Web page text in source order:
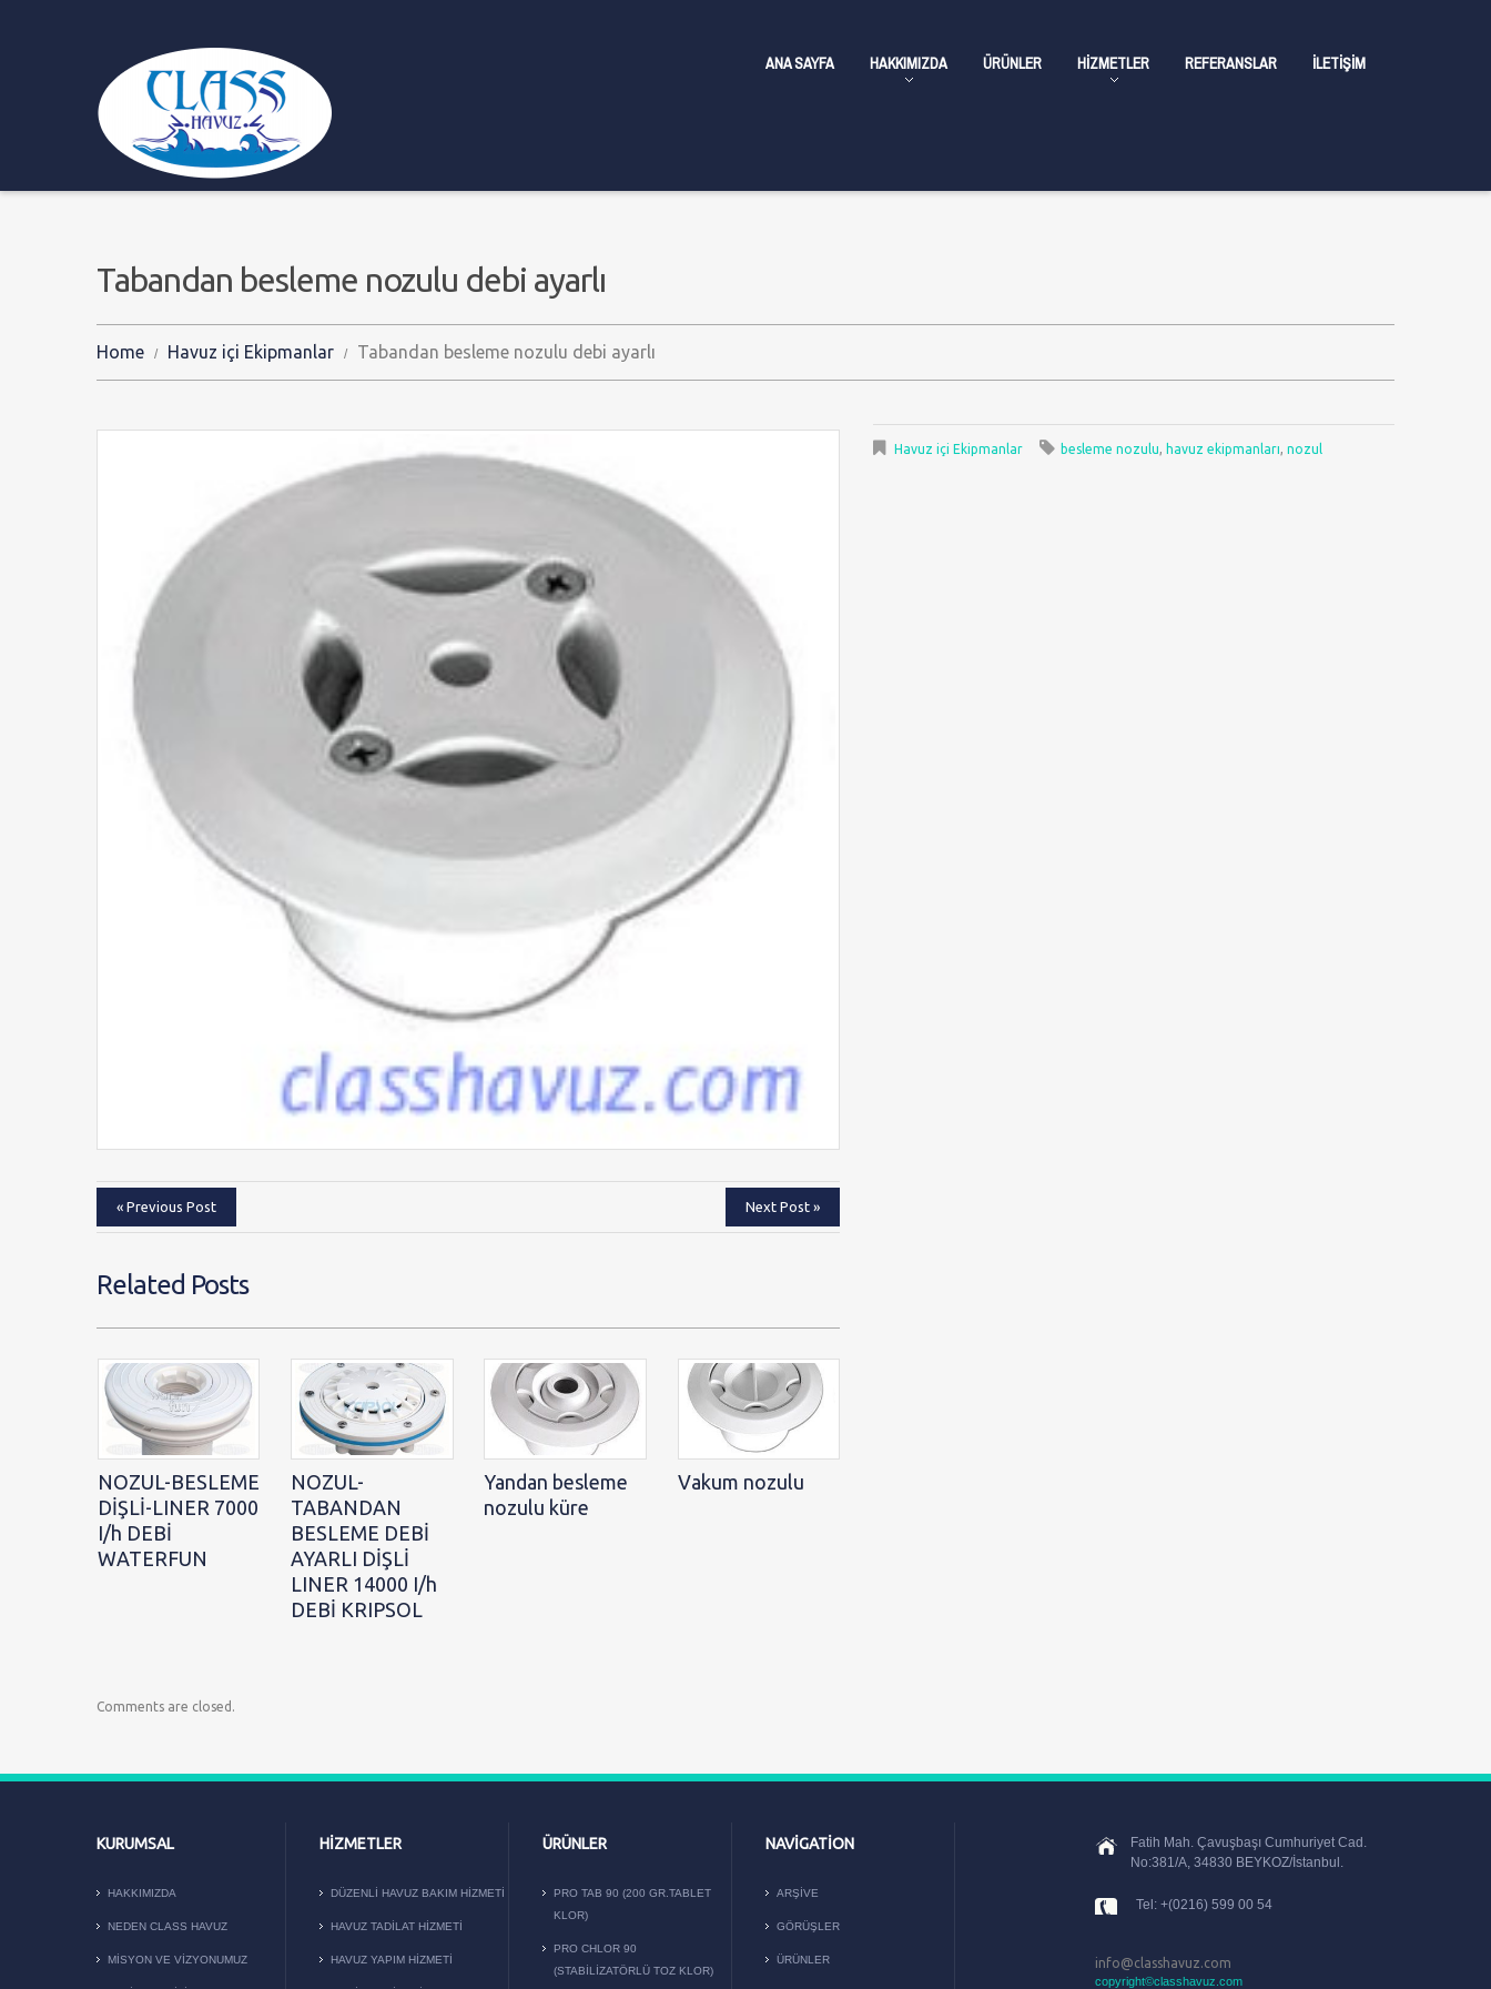
ANA SAYFA HAKKIMIZDA ÜRÜNLER HIZMETLER REFERANSLAR İLETIŞIM
Tabandan besleme nozulu debi ayarlı
Home Havuz içi Ekipmanlar Tabandan besleme nozulu debi ayarlı
« Previous Post Next Post »
Havuz içi Ekipmanlar besleme nozulu, havuz ekipmanları, nozul
Related Posts
NOZUL-BESLEME
DİŞLİ-LINER 7000
I/h DEBİ
WATERFUN
NOZUL-
TABANDAN
BESLEME DEBİ
AYARLI DİŞLİ
LINER 14000 I/h
DEBİ KRIPSOL
Yandan besleme
nozulu küre
Vakum nozulu
Comments are closed.
KURUMSAL
HAKKIMIZDA
NEDEN CLASS HAVUZ
MISYON VE VIZYONUMUZ
HIZMETLER
DÜZENLI HAVUZ BAKIM HIZMETI
HAVUZ TADILAT HIZMETI
HAVUZ YAPIM HIZMETI
ÜRÜNLER
PRO TAB 90 (200 GR.TABLET
KLOR)
PRO CHLOR 90
(STABILIZATÖRLÜ TOZ KLOR)
NAVIGATION
ARŞIVE
GÖRÜŞLER
ÜRÜNLER
Fatih Mah. Çavuşbaşı Cumhuriyet Cad.
No:381/A, 34830 BEYKOZ/İstanbul.
Tel: +(0216) 599 00 54
info@classhavuz.com
copyright©classhavuz.com